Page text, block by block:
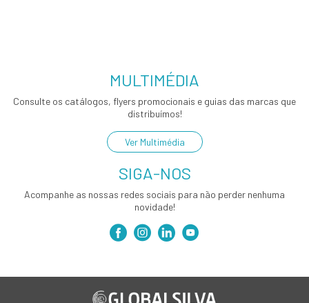
MULTIMÉDIA
Consulte os catálogos, flyers promocionais e guias das marcas que
distribuímos!
Ver Multimédia
SIGA-NOS
Acompanhe as nossas redes sociais para não perder nenhuma
novidade!